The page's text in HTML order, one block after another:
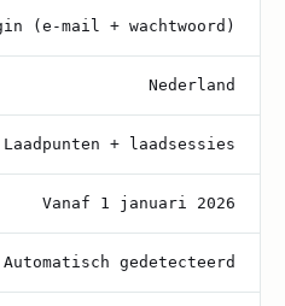
(e-mail + wachtwoord)
Nederland
Laadpunten + laadsessies
Vanaf 1 januari 2026
Automatisch gedetecteerd